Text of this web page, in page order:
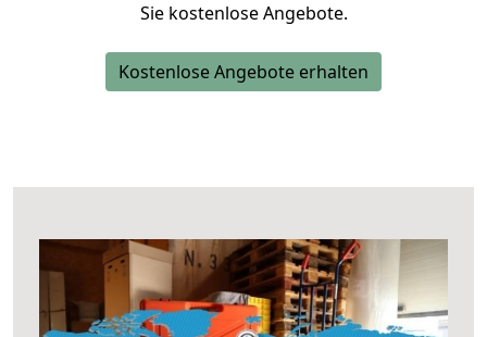
Sie kostenlose Angebote.
Kostenlose Angebote erhalten